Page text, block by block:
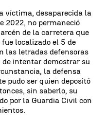
víctima, desaparecida la
2022, no permaneció
de la carretera que
fue localizado el 5 de
las letradas defensoras
intentar demostrar su
la defensa
pudo ser quien depositó
sin saberlo, su
por la Guardia Civil con